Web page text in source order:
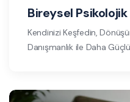
Bireysel Psikolojik
Kendinizi Keşfedin,
Danışmanlık ile Daha